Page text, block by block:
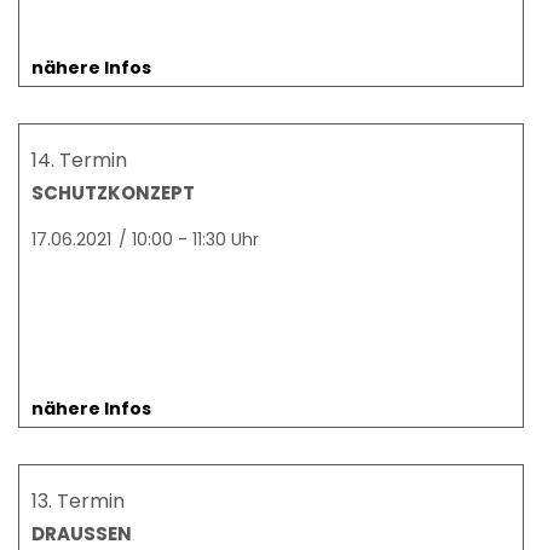
nähere Infos
14. Termin
SCHUTZKONZEPT
17.06.2021 / 10:00 - 11:30 Uhr
nähere Infos
13. Termin
DRAUSSEN